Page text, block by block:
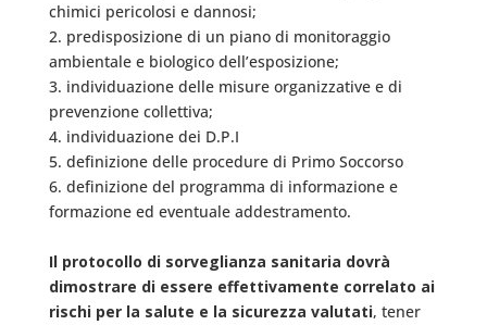
chimici pericolosi e dannosi;
2. predisposizione di un piano di monitoraggio
ambientale e biologico dell’esposizione;
3. individuazione delle misure organizzative e di
prevenzione collettiva;
4. individuazione dei D.P.I
5. definizione delle procedure di Primo Soccorso
6. definizione del programma di informazione e
formazione ed eventuale addestramento.
Il protocollo di sorveglianza sanitaria dovrà
dimostrare di essere effettivamente correlato ai
rischi per la salute e la sicurezza valutati, tener